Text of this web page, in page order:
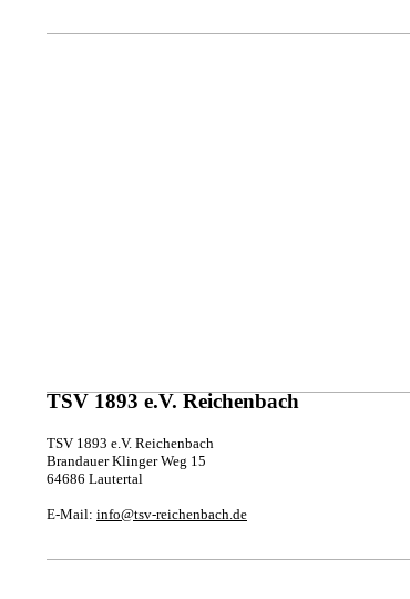
TSV 1893 e.V. Reichenbach
TSV 1893 e.V. Reichenbach
Brandauer Klinger Weg 15
64686 Lautertal
E-Mail: info@tsv-reichenbach.de